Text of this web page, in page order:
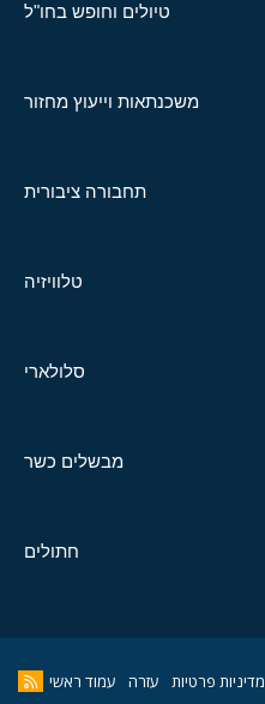
טיולים וחופש בחו"ל
משכנתאות וייעוץ מחזור
תחבורה ציבורית
טלוויזיה
סלולארי
מבשלים כשר
חתולים
מדיניות פרטיות עזרה עמוד ראשי